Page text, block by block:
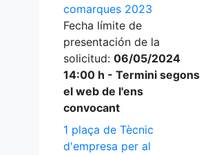
comarques 2023
Fecha límite de
presentación de la
solicitud: 06/05/2024
14:00 h - Termini segons
el web de l'ens
convocant
1 plaça de Tècnic
d'empresa per al